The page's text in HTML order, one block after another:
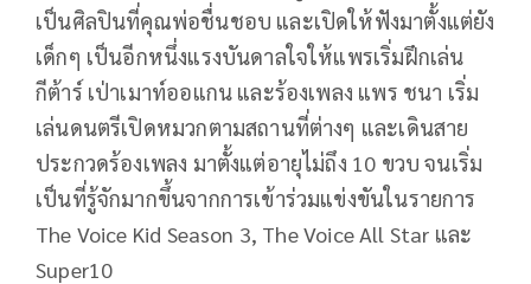
เป็นศิลปินที่คุณพ่อชื่นชอบ และเปิดให้ฟังมาตั้งแต่ยัง
เด็กๆ เป็นอีกหนึ่งแรงบันดาลใจให้แพรเริ่มฝึกเล่น
กีต้าร์ เป่าเมาท์ออแกน และร้องเพลง แพร ชนา เริ่ม
เล่นดนตรีเปิดหมวกตามสถานที่ต่างๆ และเดินสาย
ประกวดร้องเพลง มาตั้งแต่อายุไม่ถึง 10 ขวบ จนเริ่ม
เป็นที่รู้จักมากขึ้นจากการเข้าร่วมแข่งขันในรายการ
The Voice Kid Season 3, The Voice All Star และ
Super10